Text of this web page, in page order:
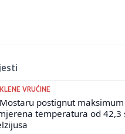
VRUĆINE
postignut
temperatura od 42,3